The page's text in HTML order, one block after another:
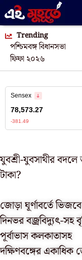
Trending
পশ্চিমবঙ্গ বিধানসভা
ফিফা ২০২৬
যুবশ্রী-যুবসাথীর
টাকা?
জোড়া ঘূর্ণাবর্তে
দিনভর বজ্রবিদ্যুৎ-সহ
পূর্বাভাস কলকাতাসহ
দক্ষিণবঙ্গের একাধিক